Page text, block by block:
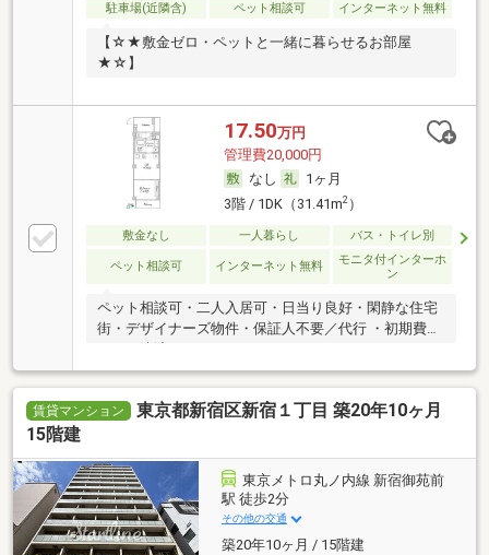
駐車場(近隣含)
ペット相談可 インターネット無料
【☆★敷金ゼロ・ペットと一緒に暮らせるお部屋
★☆】
17.50万円
管理費20,000円
なし
1ヶ月
3階 / 1DK（31.41m2）
敷金なし 一人暮らし バス・トイレ別
ペット相談可 インターネット無料
モニタ付インターホ
ン
ペット相談可・二人入居可・日当り良好・閑静な住宅
街・デザイナーズ物件・保証人不要／代行 ・初期費用
カード決済可
賃貸マンション
東京都新宿区新宿１丁目 築20年10ヶ月
15階建
東京メトロ丸ノ内線 新宿御苑前
駅 徒歩2分
その他の交通
築20年10ヶ月 / 15階建